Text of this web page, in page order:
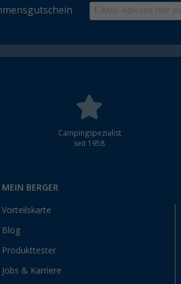
Campingspezialist
seit 1958
MEIN BERGER
Vorteilskarte
Blog
Produkttester
Jobs & Karriere